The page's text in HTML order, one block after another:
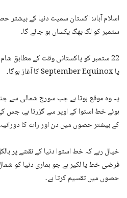
ستمبر کو لگ بھگ یکساں ہو جائے گا۔
یا September Equinox کا آغاز ہوگا۔
یہ وہ موقع ہوتا ہے جب سورج شمالی سے
ہوئے خط استوا کے اوپر سے گزرتا ہے، جس
کے بیشتر حصوں میں دن اور رات کا دورانیہ 12، 12 گھنٹے کا ہوجائے گا۔
خیال رہے کہ خط استوا دنیا کے نقشے پر
فرضی خط یا لکیر ہے جو ہماری دنیا کو
حصوں میں تقسیم کرتا ہے۔